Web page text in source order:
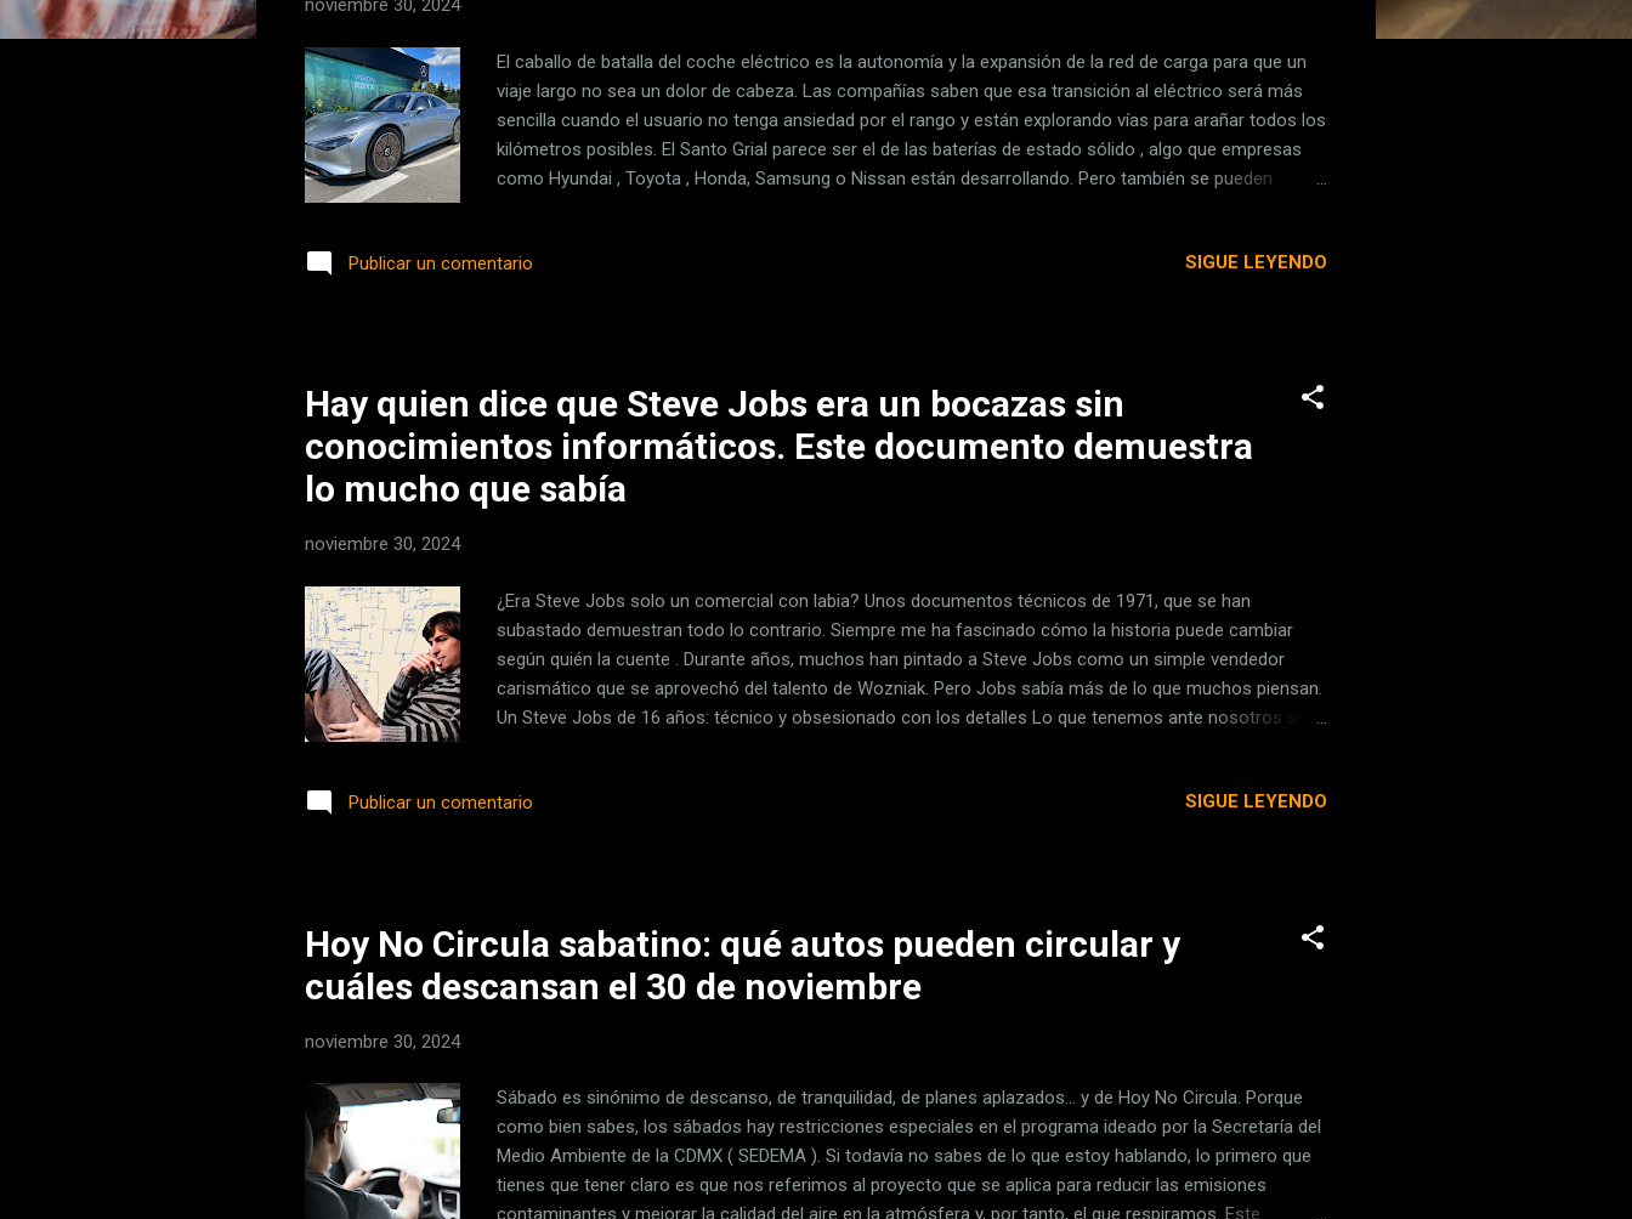
noviembre 30, 2024
El caballo de batalla del coche eléctrico es la autonomía y la expansión de la red de carga para que un
viaje largo no sea un dolor de cabeza. Las compañías saben que esa transición al eléctrico será más
sencilla cuando el usuario no tenga ansiedad por el rango y están explorando vías para arañar todos los
kilómetros posibles. El Santo Grial parece ser el de las baterías de estado sólido , algo que empresas
como Hyundai , Toyota , Honda, Samsung o Nissan están desarrollando. Pero también se pueden
adicionales al año gracias a un panel solar. O el fallido coche neerlandés Lightyear 0 . En Xataka Los
Publicar un comentario SIGUE LEYENDO
Hay quien dice que Steve Jobs era un bocazas sin
conocimientos informáticos. Este documento demuestra
lo mucho que sabía
noviembre 30, 2024
¿Era Steve Jobs solo un comercial con labia? Unos documentos técnicos de 1971, que se han
subastado demuestran todo lo contrario. Siempre me ha fascinado cómo la historia puede cambiar
según quién la cuente . Durante años, muchos han pintado a Steve Jobs como un simple vendedor
carismático que se aprovechó del talento de Wozniak. Pero Jobs sabía más de lo que muchos piensan.
Un Steve Jobs de 16 años: técnico y obsesionado con los detalles Lo que tenemos ante nosotros son
detallados de circuitos digitales con una complejidad que sorprenden por los años de los que son y la
Publicar un comentario SIGUE LEYENDO
Hoy No Circula sabatino: qué autos pueden circular y
cuáles descansan el 30 de noviembre
noviembre 30, 2024
Sábado es sinónimo de descanso, de tranquilidad, de planes aplazados... y de Hoy No Circula. Porque
como bien sabes, los sábados hay restricciones especiales en el programa ideado por la Secretaría del
Medio Ambiente de la CDMX ( SEDEMA ). Si todavía no sabes de lo que estoy hablando, lo primero que
tienes que tener claro es que nos referimos al proyecto que se aplica para reducir las emisiones
contaminantes y mejorar la calidad del aire en la atmósfera y, por tanto, el que respiramos. Este